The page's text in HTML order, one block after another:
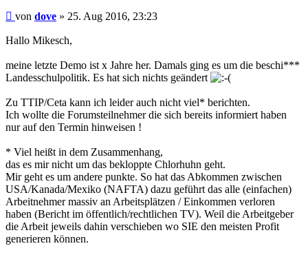
Beitrag
von dove » 25. Aug 2016, 23:23
Hallo Mikesch,
meine letzte Demo ist x Jahre her. Damals ging es um die beschi***
Landesschulpolitik. Es hat sich nichts geändert
Zu TTIP/Ceta kann ich leider auch nicht viel* berichten.
Ich wollte die Forumsteilnehmer die sich bereits informiert haben
nur auf den Termin hinweisen !
* Viel heißt in dem Zusammenhang,
das es mir nicht um das bekloppte Chlorhuhn geht.
Mir geht es um andere punkte. So hat das Abkommen zwischen
USA/Kanada/Mexiko (NAFTA) dazu geführt das alle (einfachen)
Arbeitnehmer massiv an Arbeitsplätzen / Einkommen verloren
haben (Bericht im öffentlich/rechtlichen TV). Weil die Arbeitgeber
die Arbeit jeweils dahin verschieben wo SIE den meisten Profit
generieren können.